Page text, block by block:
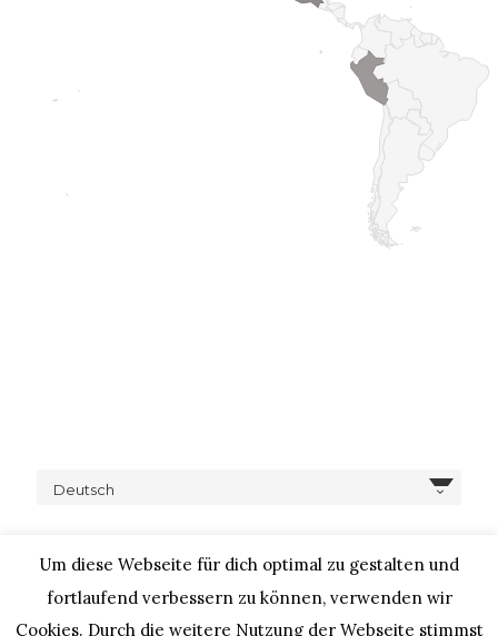
Deutsch
Um diese Webseite für dich optimal zu gestalten und
fortlaufend verbessern zu können, verwenden wir
Cookies. Durch die weitere Nutzung der Webseite stimmst